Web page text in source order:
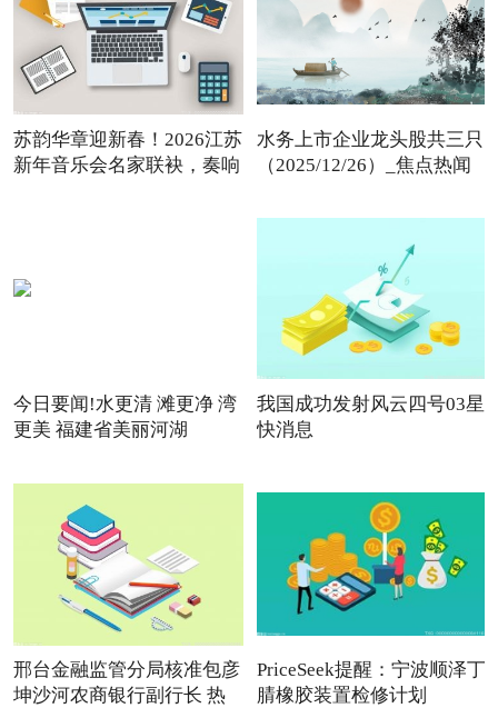
苏韵华章迎新春！2026江苏
新年音乐会名家联袂，奏响
水务上市企业龙头股共三只
（2025/12/26）_焦点热闻
今日要闻!水更清 滩更净 湾
更美 福建省美丽河湖
我国成功发射风云四号03星
快消息
邢台金融监管分局核准包彦
坤沙河农商银行副行长 热
PriceSeek提醒：宁波顺泽丁
腈橡胶装置检修计划